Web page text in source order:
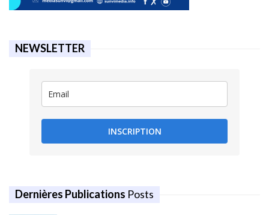
NEWSLETTER
INSCRIPTION
Dernières Publications Posts